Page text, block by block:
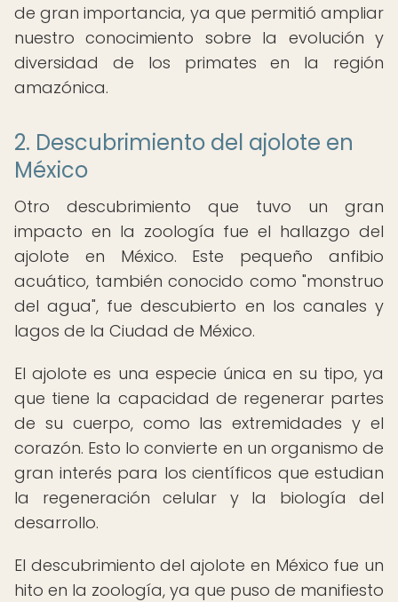
de gran importancia, ya que permitió ampliar
nuestro conocimiento sobre la evolución y
diversidad de los primates en la región
amazónica.
2. Descubrimiento del ajolote en
México
Otro descubrimiento que tuvo un gran
impacto en la zoología fue el hallazgo del
ajolote en México. Este pequeño anfibio
acuático, también conocido como "monstruo
del agua", fue descubierto en los canales y
lagos de la Ciudad de México.
El ajolote es una especie única en su tipo, ya
que tiene la capacidad de regenerar partes
de su cuerpo, como las extremidades y el
corazón. Esto lo convierte en un organismo de
gran interés para los científicos que estudian
la regeneración celular y la biología del
desarrollo.
El descubrimiento del ajolote en México fue un
hito en la zoología, ya que puso de manifiesto